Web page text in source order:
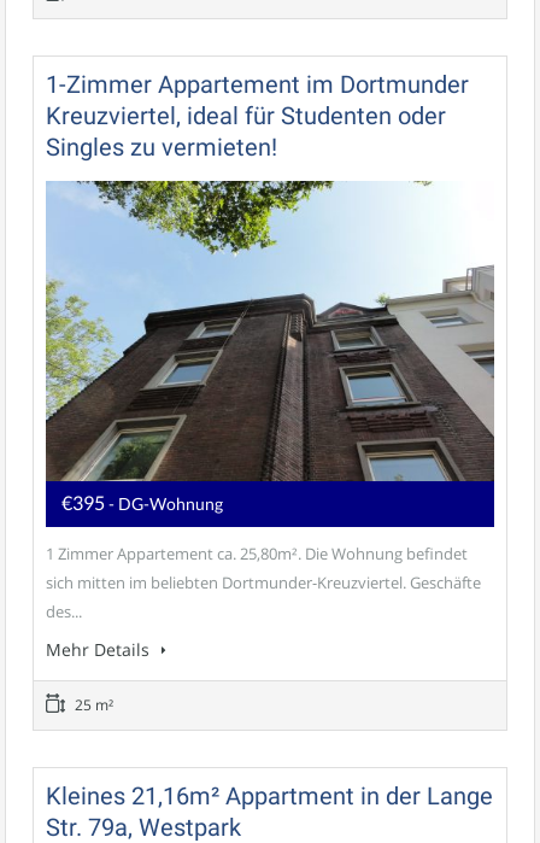
1-Zimmer Appartement im Dortmunder
Kreuzviertel, ideal für Studenten oder
Singles zu vermieten!
€395- DG-Wohnung
1 Zimmer Appartement ca. 25,80m². Die Wohnung befindet
sich mitten im beliebten Dortmunder-Kreuzviertel. Geschäfte
des...
Mehr Details
25 m²
Kleines 21,16m² Appartment in der Lange
Str. 79a, Westpark